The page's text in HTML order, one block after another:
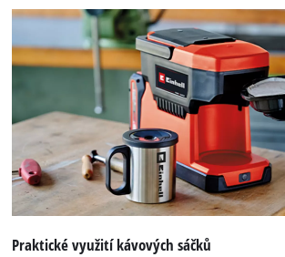
K načtení služby
potřebujeme váš
Praktické využití kávových sáčků